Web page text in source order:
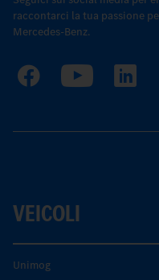
raccontarci la tua passione
Mercedes-Benz.
VEICOLI
Unimog